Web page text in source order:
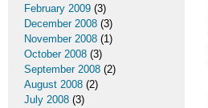
February 2009 (3)
December 2008 (3)
November 2008 (1)
October 2008 (3)
September 2008 (2)
August 2008 (2)
July 2008 (3)